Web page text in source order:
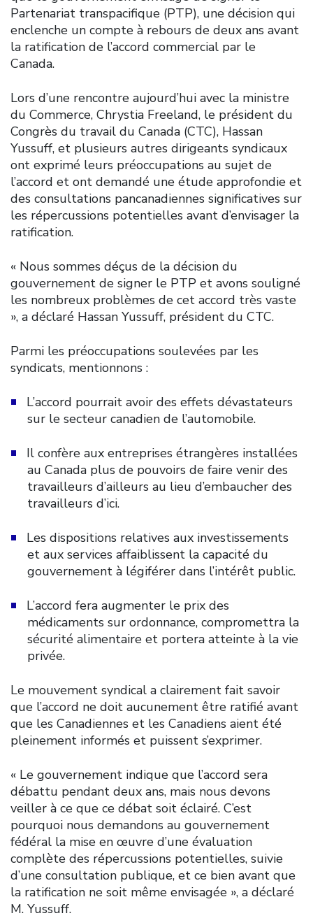
Partenariat transpacifique (PTP), une décision qui
enclenche un compte à rebours de deux ans avant
la ratification de l’accord commercial par le
Canada.
Lors d’une rencontre aujourd’hui avec la ministre
du Commerce, Chrystia Freeland, le président du
Congrès du travail du Canada (CTC), Hassan
Yussuff, et plusieurs autres dirigeants syndicaux
ont exprimé leurs préoccupations au sujet de
l’accord et ont demandé une étude approfondie et
des consultations pancanadiennes significatives sur
les répercussions potentielles avant d’envisager la
ratification.
« Nous sommes déçus de la décision du
gouvernement de signer le PTP et avons souligné
les nombreux problèmes de cet accord très vaste
», a déclaré Hassan Yussuff, président du CTC.
Parmi les préoccupations soulevées par les
syndicats, mentionnons :
L’accord pourrait avoir des effets dévastateurs
sur le secteur canadien de l’automobile.
Il confère aux entreprises étrangères installées
au Canada plus de pouvoirs de faire venir des
travailleurs d’ailleurs au lieu d’embaucher des
travailleurs d’ici.
Les dispositions relatives aux investissements
et aux services affaiblissent la capacité du
gouvernement à légiférer dans l’intérêt public.
L’accord fera augmenter le prix des
médicaments sur ordonnance, compromettra la
sécurité alimentaire et portera atteinte à la vie
privée.
Le mouvement syndical a clairement fait savoir
que l’accord ne doit aucunement être ratifié avant
que les Canadiennes et les Canadiens aient été
pleinement informés et puissent s’exprimer.
« Le gouvernement indique que l’accord sera
débattu pendant deux ans, mais nous devons
veiller à ce que ce débat soit éclairé. C’est
pourquoi nous demandons au gouvernement
fédéral la mise en œuvre d’une évaluation
complète des répercussions potentielles, suivie
d’une consultation publique, et ce bien avant que
la ratification ne soit même envisagée », a déclaré
M. Yussuff.